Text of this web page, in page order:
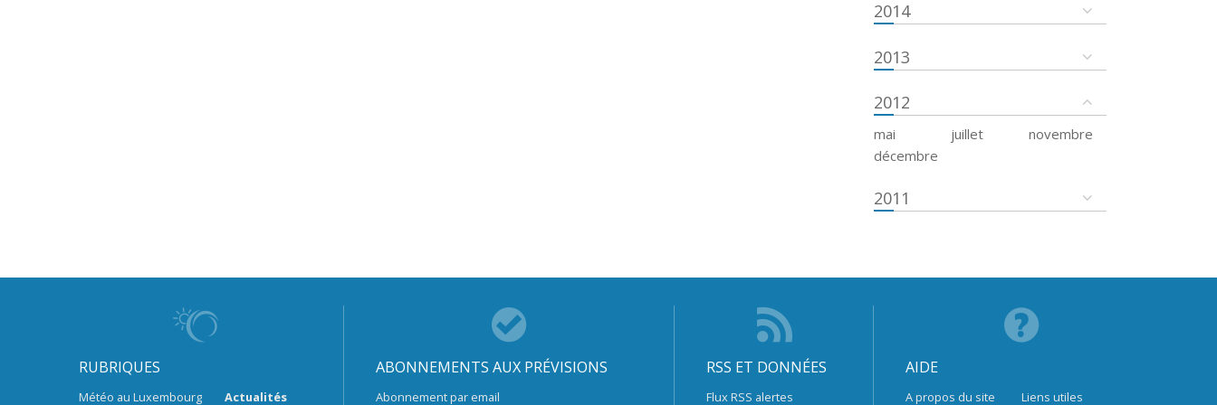
2014
2013
2012
mai juillet
novembre
décembre
2011
RUBRIQUES
Météo au Luxembourg Actualités
ABONNEMENTS AUX PRÉVISIONS
Abonnement par email
RSS ET DONNÉES
Flux RSS alertes
AIDE
A propos du site Liens utiles